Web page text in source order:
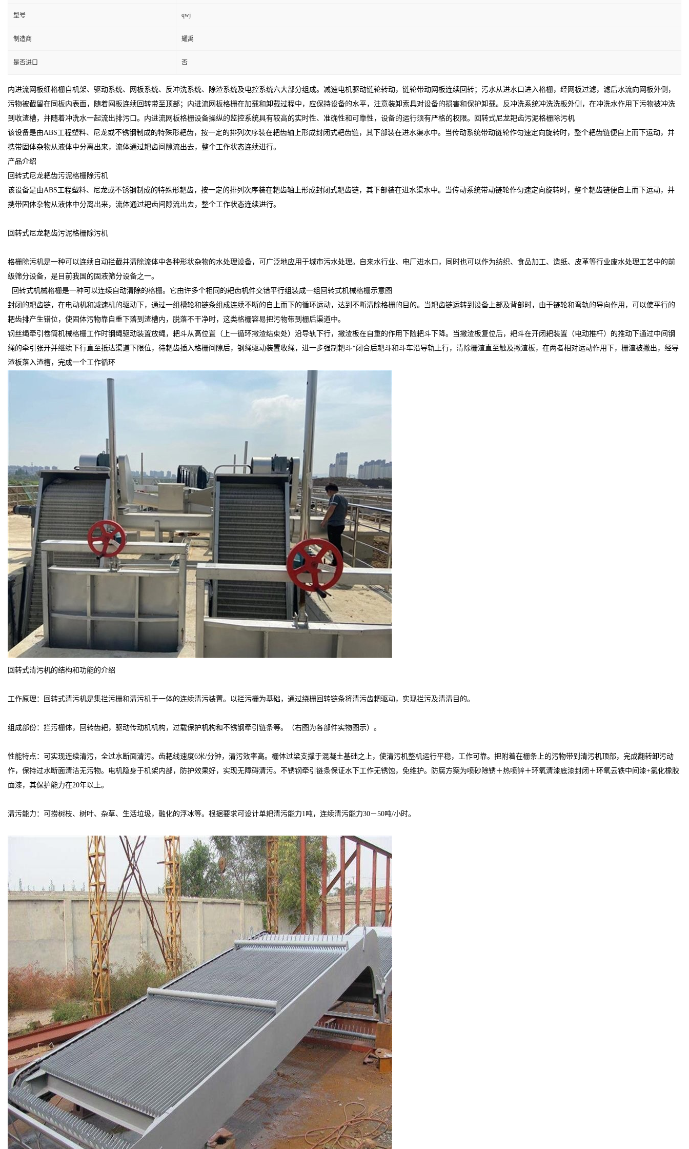
型号 qwj
制造商 耀禹
是否进口 否
内进流网板细格栅自机架、驱动系统、网板系统、反冲洗系统、除渣系统及电控系统六大部分组成。减速电机驱动链轮转动，链轮带动网板连续回转；污水从进水口进入格栅，经网板过滤，滤后水流向网板外侧，
污物被截留在同板内表面，随着网板连续回转带至顶部；内进流网板格栅在加载和卸载过程中，应保持设备的水平，注意装卸索具对设备的损害和保护卸载。反冲洗系统冲洗洗板外侧，在冲洗水作用下污物被冲洗
到收渣槽，并随着冲洗水一起流出排污口。内进流网板格栅设备操纵的监控系统具有较高的实时性、准确性和可靠性，设备的运行须有严格的权限。回转式尼龙耙齿污泥格栅除污机
该设备是由ABS工程塑料、尼龙或不锈钢制成的特殊形耙齿，按一定的排列次序装在耙齿轴上形成封闭式耙齿链，其下部装在进水渠水中。当传动系统带动链轮作匀速定向旋转时，整个耙齿链便自上而下运动，并
携带固体杂物从液体中分离出来，流体通过耙齿间隙流出去，整个工作状态连续进行。
产品介绍
回转式尼龙耙齿污泥格栅除污机
该设备是由ABS工程塑料、尼龙或不锈钢制成的特殊形耙齿，按一定的排列次序装在耙齿轴上形成封闭式耙齿链，其下部装在进水渠水中。当传动系统带动链轮作匀速定向旋转时，整个耙齿链便自上而下运动，并
携带固体杂物从液体中分离出来，流体通过耙齿间隙流出去，整个工作状态连续进行。
回转式尼龙耙齿污泥格栅除污机
格栅除污机是一种可以连续自动拦截并清除流体中各种形状杂物的水处理设备，可广泛地应用于城市污水处理。自来水行业、电厂进水口，同时也可以作为纺织、食品加工、造纸、皮革等行业废水处理工艺中的前
级筛分设备，是目前我国的固液筛分设备之一。
回转式机械格栅是一种可以连续自动清除的格栅。它由许多个相同的耙齿机件交错平行组装成一组回转式机械格栅示意图
封闭的耙齿链，在电动机和减速机的驱动下，通过一组槽轮和链条组成连续不断的自上而下的循环运动，达到不断清除格栅的目的。当耙齿链运转到设备上部及背部时，由于链轮和弯轨的导向作用，可以使平行的
耙齿排产生错位，使固体污物靠自重下落到渣槽内，脱落不干净时，这类格栅容易把污物带到栅后渠道中。
钢丝绳牵引卷筒机械格栅工作时钢绳驱动装置放绳，耙斗从高位置（上一循环撇渣结束处）沿导轨下行，撇渣板在自重的作用下随耙斗下降。当撇渣板复位后，耙斗在开闭耙装置（电动推杆）的推动下通过中间钢
绳的牵引张开并继续下行直至抵达渠道下限位，待耙齿插入格栅间隙后，钢绳驱动装置收绳，进一步强制耙斗*闭合后耙斗和斗车沿导轨上行，清除栅渣直至触及撇渣板，在两者相对运动作用下，栅渣被撇出，经导
渣板落入渣槽，完成一个工作循环
回转式清污机的结构和功能的介绍
工作原理：回转式清污机是集拦污栅和清污机于一体的连续清污装置。以拦污栅为基础，通过绕栅回转链条将清污齿耙驱动，实现拦污及清清目的。
组成部份：拦污栅体，回转齿耙，驱动传动机机构，过载保护机构和不锈钢牵引链条等。（右图为各部件实物图示）。
性能特点：可实现连续清污，全过水断面清污。齿耙线速度6米/分钟，清污效率高。栅体过梁支撑于混凝土基础之上，使清污机整机运行平稳，工作可靠。把附着在栅条上的污物带到清污机顶部，完成翻转卸污动
作，保持过水断面清洁无污物。电机隐身于机架内部，防护效果好，实现无障碍清污。不锈钢牵引链条保证水下工作无锈蚀，免维护。防腐方案为喷砂除锈＋热喷锌＋环氧清漆底漆封闭＋环氧云铁中间漆+氯化橡胶
面漆，其保护能力在20年以上。
清污能力：可捞树枝、树叶、杂草、生活垃圾，融化的浮冰等。根据要求可设计单耙清污能力1吨，连续清污能力30－50吨/小时。